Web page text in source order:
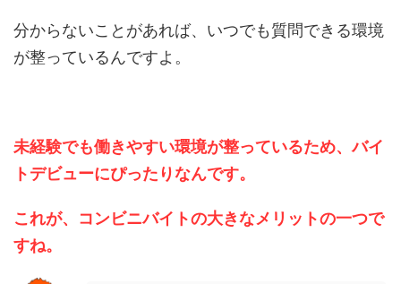
分からないことがあれば、いつでも質問できる環境
が整っているんですよ。
未経験でも働きやすい環境が整っているため、バイ
トデビューにぴったりなんです。
これが、コンビニバイトの大きなメリットの一つで
すね。